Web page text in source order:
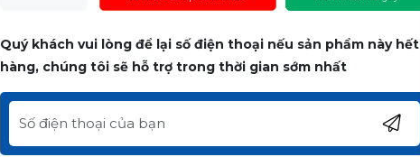
Quý khách vui lòng để lại số điện thoại nếu sản phẩm này hết
hàng, chúng tôi sẽ hỗ trợ trong thời gian sớm nhất